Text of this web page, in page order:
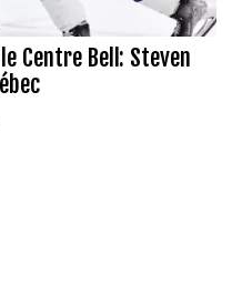
Centre Bell: Steven